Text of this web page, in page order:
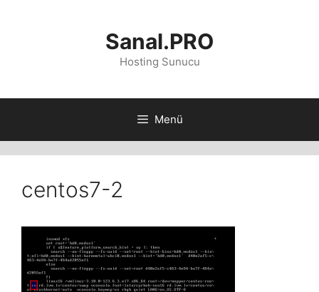
Sanal.PRO
Hosting Sunucu
Menü
centos7-2